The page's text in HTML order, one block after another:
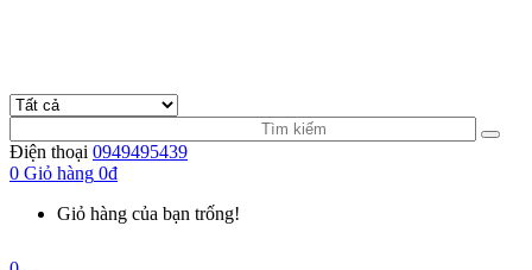
Điện thoại 0949495439
0 Giỏ hàng 0đ
Giỏ hàng của bạn trống!